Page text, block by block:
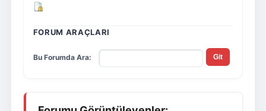
FORUM ARAÇLARI
Bu Forumda Ara: